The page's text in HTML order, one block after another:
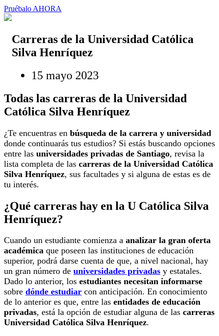
Pruébalo AHORA
Carreras de la Universidad Católica
Silva Henríquez
15 mayo 2023
Todas las carreras de la Universidad
Católica Silva Henríquez
¿Te encuentras en búsqueda de la carrera y universidad
donde continuarás tus estudios? Si estás buscando opciones
entre las universidades privadas de Santiago, revisa la
lista completa de las carreras de la Universidad Católica
Silva Henríquez, sus facultades y si alguna de estas es de
tu interés.
¿Qué carreras hay en la U Católica Silva
Henríquez?
Cuando un estudiante comienza a analizar la gran oferta
académica que poseen las instituciones de educación
superior, podrá darse cuenta de que, a nivel nacional, hay
un gran número de universidades privadas y estatales.
Dado lo anterior, los estudiantes necesitan informarse
sobre dónde estudiar con anticipación. En conocimiento
de lo anterior es que, entre las entidades de educación
privadas, está la opción de estudiar alguna de las carreras
Universidad Católica Silva Henríquez.